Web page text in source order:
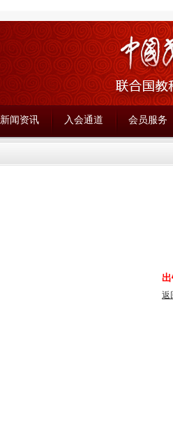
新闻资讯 入会通道 会员服务
返